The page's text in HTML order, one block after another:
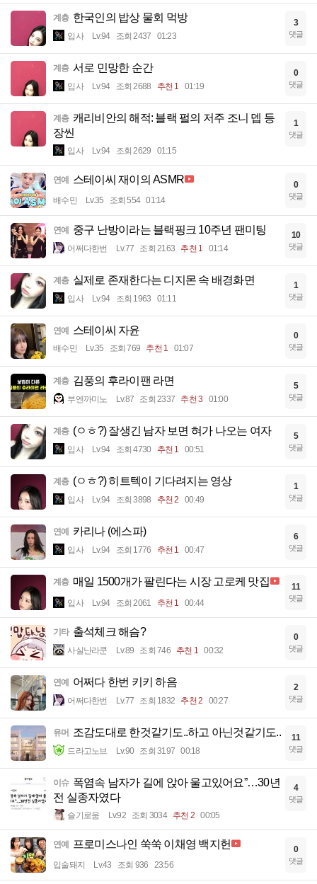
계층 한국인의 밥상 물회 먹방
입사 Lv.94 조회 2437 01:23
3
댓글
계층 서로 민망한 순간
입사 Lv.94 조회 2688 추천 1 01:19
0
댓글
계층 캐리비안의 해적: 블랙 펄의 저주 조니 뎁 등
장씬
입사 Lv.94 조회 2629 01:15
1
댓글
연예 스테이씨 재이의 ASMR
배수민 Lv.35 조회 554 01:14
0
댓글
연예 중구 난방이라는 블랙핑크 10주년 팬미팅
어쩌다한번 Lv.77 조회 2163 추천 1 01:14
10
댓글
계층 실제로 존재한다는 디지몬 속 배경화면
입사 Lv.94 조회 1963 01:11
1
댓글
연예 스테이씨 자윤
배수민 Lv.35 조회 769 추천 1 01:07
0
댓글
계층 김풍의 후라이팬 라면
부엔까미노 Lv.87 조회 2337 추천 3 01:00
5
댓글
계층 (ㅇㅎ?) 잘생긴 남자 보면 혀가 나오는 여자
입사 Lv.94 조회 4730 추천 1 00:51
5
댓글
계층 (ㅇㅎ?) 히트텍이 기다려지는 영상
입사 Lv.94 조회 3898 추천 2 00:49
1
댓글
연예 카리나 (에스파)
입사 Lv.94 조회 1776 추천 1 00:47
6
댓글
계층 매일 1500개가 팔린다는 시장 고로케 맛집
입사 Lv.94 조회 2061 추천 1 00:44
11
댓글
기타 출석체크 해슴?
사실난라쿤 Lv.89 조회 746 추천 1 00:32
0
댓글
연예 어쩌다 한번 키키 하음
어쩌다한번 Lv.77 조회 1832 추천 2 00:27
2
댓글
유머 조감도대로 한것같기도..하고 아닌것같기도..
드라고노브 Lv.90 조회 3197 00:18
11
댓글
이슈 폭염속 남자가 길에 앉아 울고있어요”…30년
전 실종자였다
슬기로움 Lv.92 조회 3034 추천 2 00:05
4
댓글
연예 프로미스나인 쑥쑥 이채영 백지헌
입술돼지 Lv.43 조회 936 23:56
0
댓글